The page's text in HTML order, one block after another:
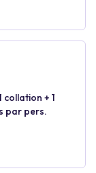
+ 1
par pers.